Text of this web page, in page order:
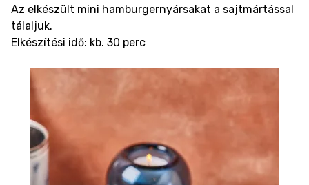
Az elkészült mini hamburgernyársakat a sajtmártással
tálaljuk.
Elkészítési idő: kb. 30 perc